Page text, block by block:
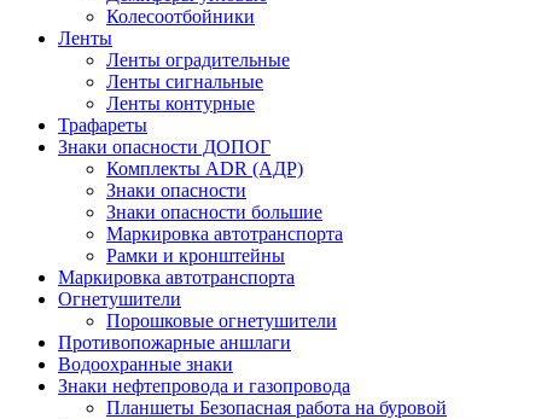
Колесоотбойники
Ленты
Ленты оградительные
Ленты сигнальные
Ленты контурные
Трафареты
Знаки опасности ДОПОГ
Комплекты ADR (АДР)
Знаки опасности
Знаки опасности большие
Маркировка автотранспорта
Рамки и кронштейны
Маркировка автотранспорта
Огнетушители
Порошковые огнетушители
Противопожарные аншлаги
Водоохранные знаки
Знаки нефтепровода и газопровода
Планшеты Безопасная работа на буровой